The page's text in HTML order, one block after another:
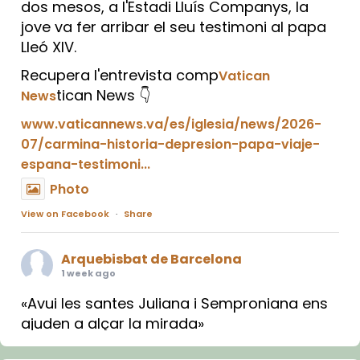
dos mesos, a l'Estadi Lluís Companys, la
jove va fer arribar el seu testimoni al papa
Lleó XIV.
Recupera l'entrevista compVatican
Newstican News 👇
www.vaticannews.va/es/iglesia/news/2026-
07/carmina-historia-depresion-papa-viaje-
espana-testimoni...
Photo
View on Facebook · Share
Arquebisbat de Barcelona
1 week ago
«Avui les santes Juliana i Semproniana ens
ajuden a alçar la mirada»
Mons. Sergi Gordo, bisbe de Tortosa, ha